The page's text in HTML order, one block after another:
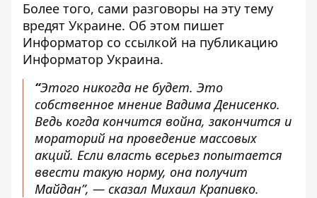
Более того, сами разговоры на эту тему
вредят Украине. Об этом пишет
Информатор со ссылкой на публикацию
Информатор Украина.
“Этого никогда не будет. Это
собственное мнение Вадима Денисенко.
Ведь когда кончится война, закончится и
мораторий на проведение массовых
акций. Если власть всерьез попытается
ввести такую ​​норму, она получит
Майдан”, — сказал Михаил Крапивко.